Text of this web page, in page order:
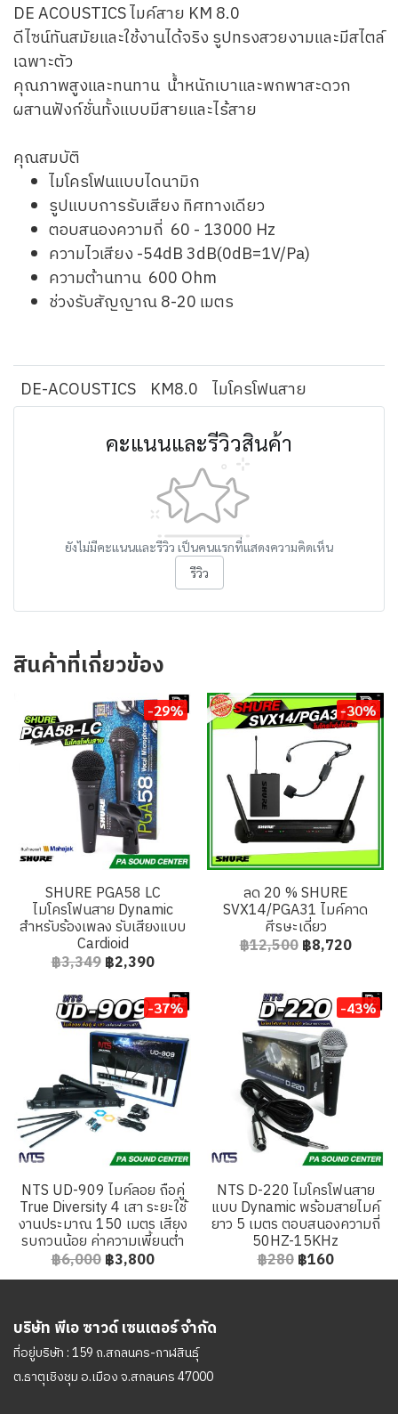
DE ACOUSTICS ไมค์สาย KM 8.0
ดีไซน์ทันสมัยและใช้งานได้จริง รูปทรงสวยงามและมีสไตล์
เฉพาะตัว
คุณภาพสูงและทนทาน น้ำหนักเบาและพกพาสะดวก
ผสานฟังก์ชั่นทั้งแบบมีสายและไร้สาย
คุณสมบัติ
ไมโครโฟนแบบไดนามิก
รูปแบบการรับเสียง ทิศทางเดียว
ตอบสนองความถี่ 60 - 13000 Hz
ความไวเสียง -54dB 3dB(0dB=1V/Pa)
ความต้านทาน 600 Ohm
ช่วงรับสัญญาณ 8-20 เมตร
DE-ACOUSTICS KM8.0 ไมโครโฟนสาย
คะแนนและรีวิวสินค้า
ยังไม่มีคะแนนและรีวิว เป็นคนแรกที่แสดงความคิดเห็น
รีวิว
สินค้าที่เกี่ยวข้อง
-29%
SHURE PGA58 LC
ไมโครโฟนสาย Dynamic
สำหรับร้องเพลง รับเสียงแบบ
Cardioid
฿3,349 ฿2,390
-30%
ลด 20 % SHURE
SVX14/PGA31 ไมค์คาด
ศีรษะเดี่ยว
฿12,500 ฿8,720
-37%
NTS UD-909 ไมค์ลอย ถือคู่
True Diversity 4 เสา ระยะใช้
งานประมาณ 150 เมตร เสียง
รบกวนน้อย ค่าความเพี้ยนต่ำ
฿6,000 ฿3,800
-43%
NTS D-220 ไมโครโฟนสาย
แบบ Dynamic พร้อมสายไมค์
ยาว 5 เมตร ตอบสนองความถี่
50HZ-15KHz
฿280 ฿160
บริษัท พีเอ ซาวด์ เซนเตอร์ จำกัด
ที่อยู่บริษัท : 159 ถ.สกลนคร-กาฬสินธุ์
ต.ธาตุเชิงชุม อ.เมือง จ.สกลนคร 47000